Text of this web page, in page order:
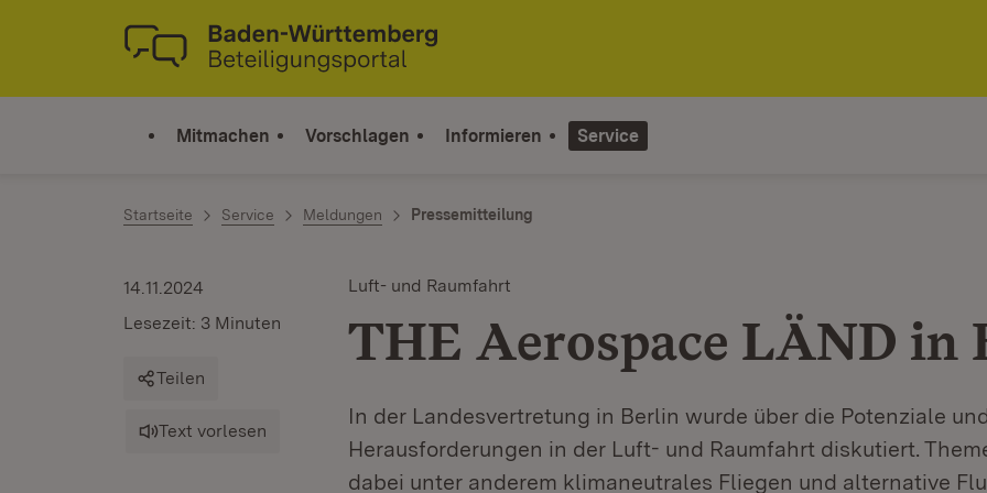
Zum Inhalt springen
Link zur Startseite
Mitmachen Vorschlagen Informieren Service
Startseite Service Meldungen Pressemitteilung
Luft- und Raumfahrt
THE Aerospace LÄND in
In der Landesvertretung in Berlin wurde über die Potenziale und
Herausforderungen in der Luft- und Raumfahrt diskutiert.
dabei unter anderem klimaneutrales Fliegen und alternative
14.11.2024
Lesezeit: 3 Minuten
Teilen
Text vorlesen